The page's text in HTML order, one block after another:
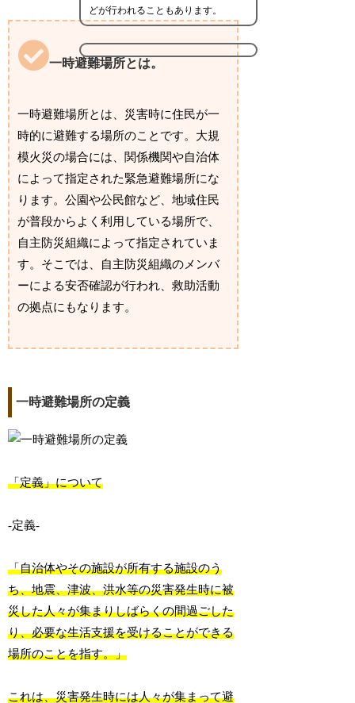
どが行われることもあります。
一時避難場所とは。
一時避難場所とは、災害時に住民が一
時的に避難する場所のことです。大規
模火災の場合には、関係機関や自治体
によって指定された緊急避難場所にな
ります。公園や公民館など、地域住民
が普段からよく利用している場所で、
自主防災組織によって指定されていま
す。そこでは、自主防災組織のメンバ
ーによる安否確認が行われ、救助活動
の拠点にもなります。
一時避難場所の定義
「定義」について
-定義-
「自治体やその施設が所有する施設のう
ち、地震、津波、洪水等の災害発生時に被
災した人々が集まりしばらくの間過ごした
り、必要な生活支援を受けることができる
場所のことを指す。」
これは、災害発生時には人々が集まって避